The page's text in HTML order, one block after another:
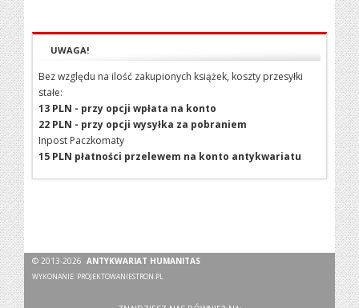
UWAGA!
Bez względu na ilość zakupionych książek, koszty przesyłki
stałe:
13 PLN - przy opcji wpłata na konto
22 PLN - przy opcji wysyłka za pobraniem
Inpost Paczkomaty
15 PLN płatności przelewem na konto antykwariatu
© 2013-2026ANTYKWARIAT HUMANITAS
WYKONANIE: PROJEKTOWANIESTRON.PL